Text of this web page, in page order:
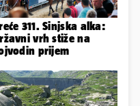
311. Sinjska alka:
vrh stiže na
prijem